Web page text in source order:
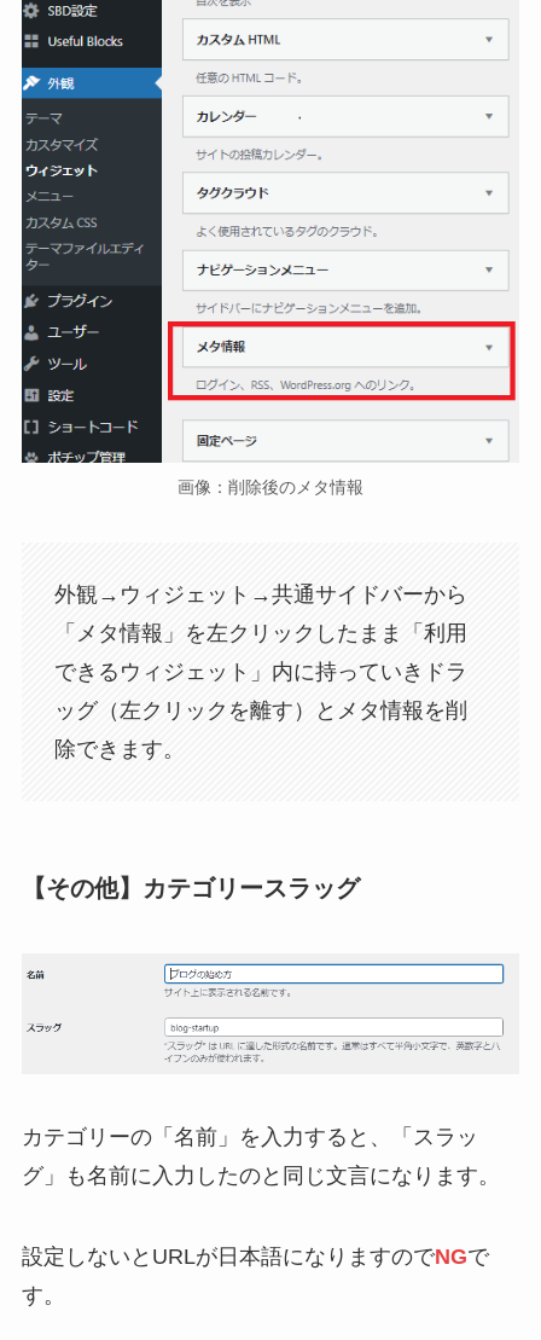
画像：削除後のメタ情報
外観→ウィジェット→共通サイドバーから
「メタ情報」を左クリックしたまま「利用
できるウィジェット」内に持っていきドラ
ッグ（左クリックを離す）とメタ情報を削
除できます。
【その他】カテゴリースラッグ
カテゴリーの「名前」を入力すると、「スラッ
グ」も名前に入力したのと同じ文言になります。
設定しないとURLが日本語になりますのでNGで
す。